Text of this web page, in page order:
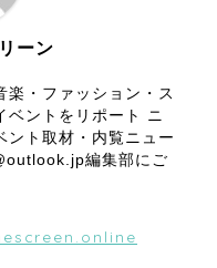
ーン
楽・ファッション・ス
ベントをリポート ニ
ント取材・内覧ニュー
編集部にご